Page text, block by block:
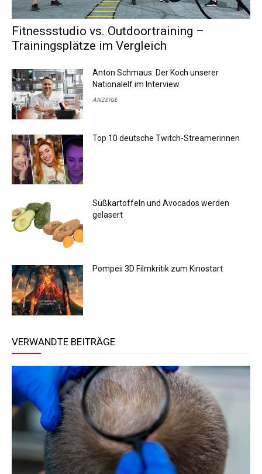
Fitnessstudio vs. Outdoortraining –
Trainingsplätze im Vergleich
Anton Schmaus: Der Koch unserer
Nationalelf im Interview
ANZEIGE
Top 10 deutsche Twitch-Streamerinnen
Süßkartoffeln und Avocados werden
gelasert
Pompeii 3D Filmkritik zum Kinostart
VERWANDTE BEITRÄGE